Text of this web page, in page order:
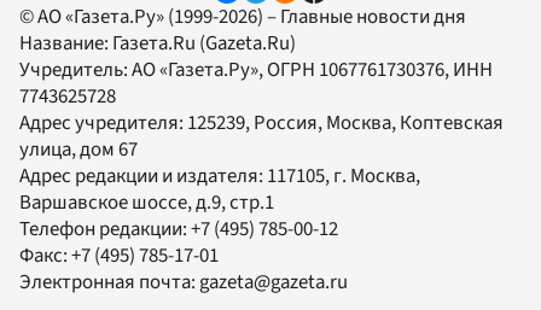
© АО «Газета.Ру» (1999-2026) – Главные новости дня
Название: Газета.Ru (Gazeta.Ru)
Учредитель:АО «Газета.Ру», ОГРН 1067761730376, ИНН
7743625728
Адрес учредителя: 125239, Россия, Москва, Коптевская
улица, дом 67
Адрес редакции и издателя: 117105, г. Москва,
Варшавское шоссе, д.9, стр.1
Телефон редакции:+7 (495) 785-00-12
Факс:+7 (495) 785-17-01
Электронная почта: gazeta@gazeta.ru